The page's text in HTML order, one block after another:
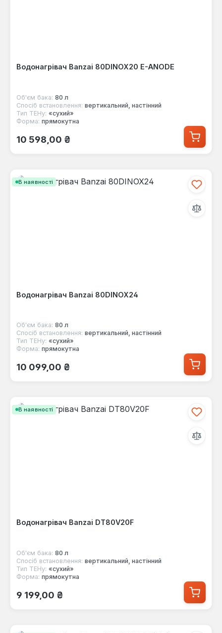
Водонагрівач Banzai 80DINOX20 E-ANODE
Об'єм бака: 80 л
Спосіб встановлення: вертикальний, настінний
Тип ТЕНу: «сухий»
Форма: прямокутна
Звичайна ціна:
10 598,00 ₴
В наявності
Водонагрівач Banzai 80DINOX24
Об'єм бака: 80 л
Спосіб встановлення: вертикальний, настінний
Тип ТЕНу: «сухий»
Форма: прямокутна
Звичайна ціна:
10 099,00 ₴
В наявності
Водонагрівач Banzai DT80V20F
Об'єм бака: 80 л
Спосіб встановлення: вертикальний, настінний
Тип ТЕНу: «сухий»
Форма: прямокутна
Звичайна ціна:
9 199,00 ₴